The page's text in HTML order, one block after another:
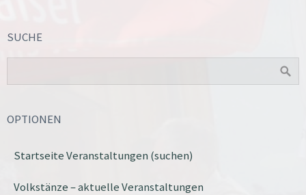
SUCHE
OPTIONEN
Startseite Veranstaltungen (suchen)
Volkstänze – aktuelle Veranstaltungen